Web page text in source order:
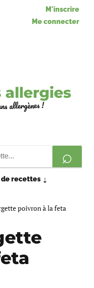
M'inscrire
Me connecter
allergies
allergènes !
de recettes ⇣
poivron à la feta